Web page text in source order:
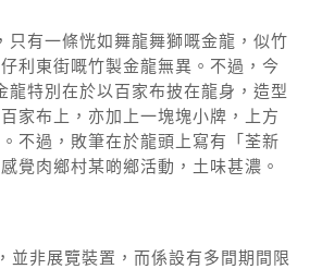
只有一條恍如舞龍舞獅嘅金龍，似竹
利東街嘅竹製金龍無異。不過，今
龍特別在於以百家布披在龍身，造型
家布上，亦加上一塊塊小牌，上方
不過，敗筆在於龍頭上寫有「荃新
覺肉鄉村某啲鄉活動，土味甚濃。
並非展覽裝置，而係設有多間期間限